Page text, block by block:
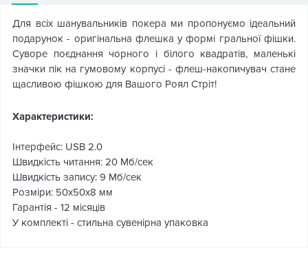
Для всіх шанувальників покера ми пропонуємо ідеальний
подарунок - оригінальна флешка у формі гральної фішки.
Суворе поєднання чорного і білого квадратів, маленькі
значки пік на гумовому корпусі - флеш-накопичувач стане
щасливою фішкою для Вашого Роял Стріт!
Характеристики:
Інтерфейс: USB 2.0
Швидкість читання: 20 Мб/сек
Швидкість запису: 9 Мб/сек
Розміри: 50х50х8 мм
Гарантія - 12 місяців
У комплекті - стильна сувенірна упаковка